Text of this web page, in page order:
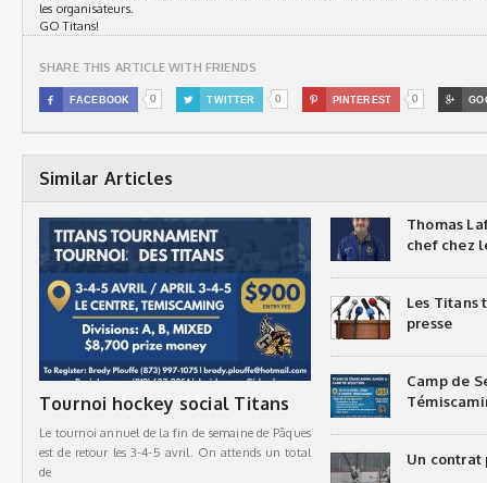
les organisateurs.
GO Titans!
SHARE THIS ARTICLE WITH FRIENDS
 FACEBOOK 0  TWITTER 0  PINTEREST 0 
Similar Articles
Tournoi hockey social Titans
Le tournoi annuel de la fin de semaine de Pâques
est de retour les 3-4-5 avril. On attends un total
de
Thomas
chef chez
Les Titans
presse
Camp de
Un contrat